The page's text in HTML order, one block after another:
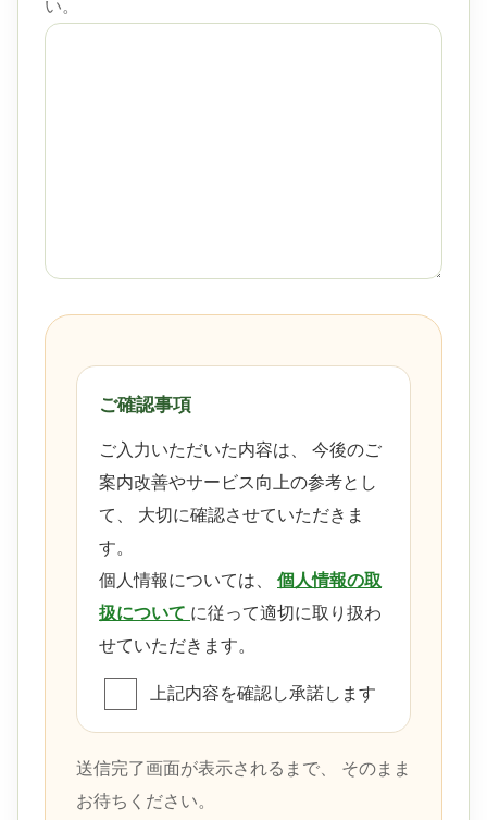
い。
ご確認事項
ご入力いただいた内容は、 今後のご
案内改善やサービス向上の参考とし
て、 大切に確認させていただきま
す。
個人情報については、 個人情報の取
扱について に従って適切に取り扱わ
せていただきます。
上記内容を確認し承諾します
送信完了画面が表示されるまで、 そのまま
お待ちください。